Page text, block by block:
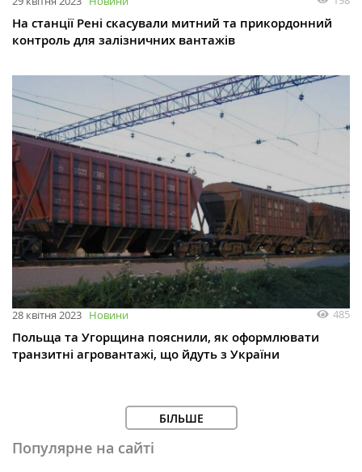
На станції Рені скасували митний та прикордонний
контроль для залізничних вантажів
28 квітня 2023 Новини 485
Польща та Угорщина пояснили, як оформлювати
транзитні агровантажі, що йдуть з України
БІЛЬШЕ
Популярне на сайті